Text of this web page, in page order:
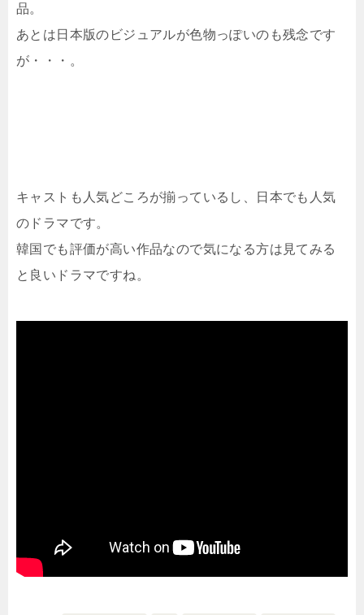
品。
あとは日本版のビジュアルが色物っぽいのも残念です
が・・・。
キャストも人気どころが揃っているし、日本でも人気
のドラマです。
韓国でも評価が高い作品なので気になる方は見てみる
と良いドラマですね。